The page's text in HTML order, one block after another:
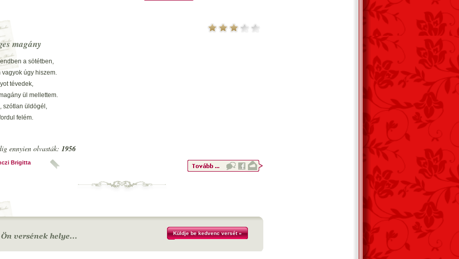
magány
a sötétben,
vagyok úgy hiszem.
tévedek,
ül mellettem.
szótlan üldögél,
felém.
mutat hangtalan,
sosem volt igaz.
örök h?séges magány.
ennyien olvasták: 1956
Brigitta
Küldje be kedvenc versét »